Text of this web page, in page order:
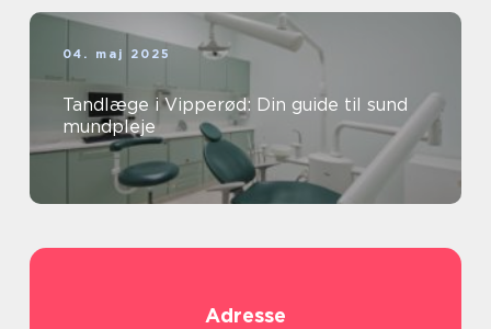
04. maj 2025
Tandlæge i Vipperød: Din guide til sund
mundpleje
Adresse